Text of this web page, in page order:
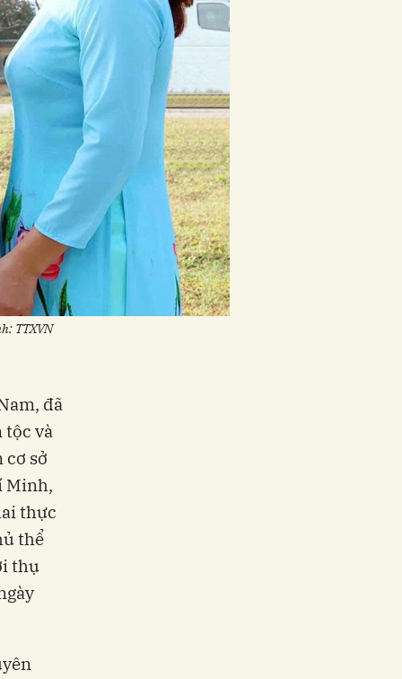
TTXVN
đã
tộc và
sở
Minh,
thực
thể
thụ